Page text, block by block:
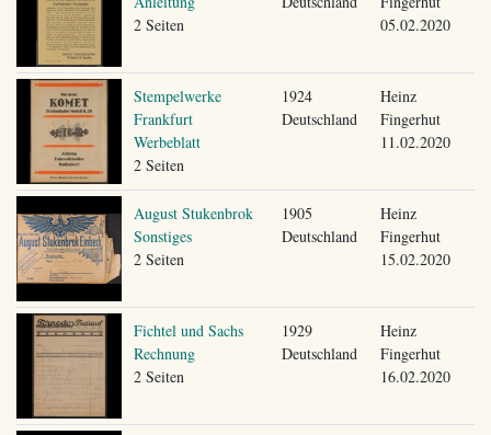
2 Seiten
05.02.2020
Stempelwerke
Frankfurt
Werbeblatt
2 Seiten
1924
Deutschland
Heinz
Fingerhut
11.02.2020
August Stukenbrok
Sonstiges
2 Seiten
1905
Deutschland
Heinz
Fingerhut
15.02.2020
Fichtel und Sachs
Rechnung
2 Seiten
1929
Deutschland
Heinz
Fingerhut
16.02.2020